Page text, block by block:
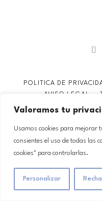
Valoramos tu
Usamos cookies para mejorar
consientes el uso de todas las
cookies" para controlarlas.
Personalizar
POLITICA DE
AVISO LEGAL
© 2024 Caperucita